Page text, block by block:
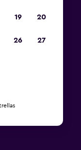
19 20
26 27